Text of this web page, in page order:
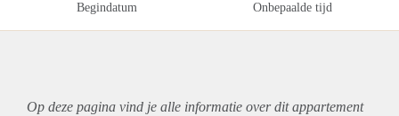
Begindatum Onbepaalde tijd
Op deze pagina vind je alle informatie over ditappartement